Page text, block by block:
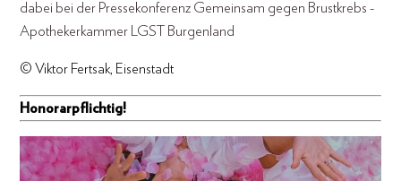
dabei bei der Pressekonferenz Gemeinsam gegen Brustkrebs -
Apothekerkammer LGST Burgenland
© Viktor Fertsak, Eisenstadt
Honorarpflichtig!